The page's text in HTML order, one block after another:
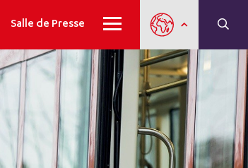
Salle de Presse